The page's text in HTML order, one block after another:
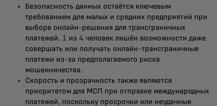
Безопасность данных остаётся ключевым
требованием для малых и средних предприятий при
выборе онлайн-решения для трансграничных
платежей. 1 из 4 человек лишён возможности даже
совершать или получать онлайн-трансграничные
платежи из-за предполагаемого риска
мошенничества.
Скорость и прозрачность также являются
приоритетом для МСП при отправке международных
платежей, поскольку просрочки или неудачные